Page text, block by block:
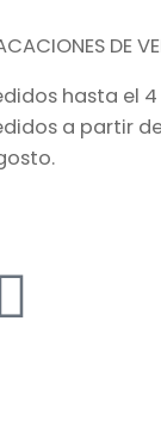
DE
hasta el
a partir